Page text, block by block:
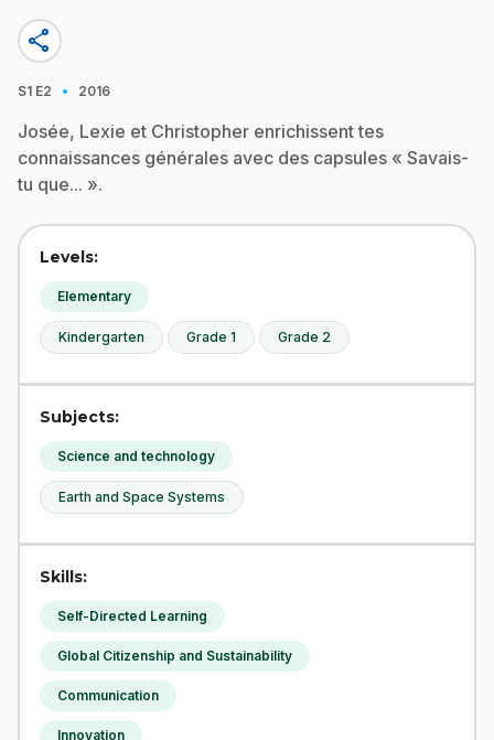
share
S1 E2 · 2016
Josée, Lexie et Christopher enrichissent tes
connaissances générales avec des capsules « Savais-
tu que... ».
Levels:
Elementary
Kindergarten Grade 1 Grade 2
Subjects:
Science and technology
Earth and Space Systems
Skills:
Self-Directed Learning
Global Citizenship and Sustainability
Communication
Innovation